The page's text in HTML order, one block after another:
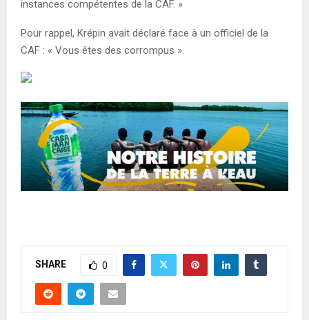
instances compétentes de la CAF. »
Pour rappel, Krépin avait déclaré face à un officiel de la
CAF : « Vous êtes des corrompus ».
SHARE 0